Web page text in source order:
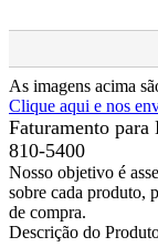
As imagens acima
Clique aqui e nos
Faturamento para
810-5400
Nosso objetivo é
sobre cada produto,
de compra.
Descrição do